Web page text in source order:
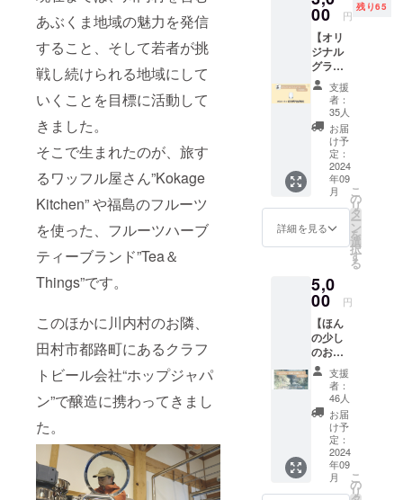
あぶくま地域の魅力を発信
すること、そして若者が挑
戦し続けられる地域にして
いくことを目標に活動して
きました。
そこで生まれたのが、旅す
るワッフル屋さん”Kokage
Kitchen” や福島のフルーツ
を使った、フルーツハーブ
ティーブランド”Tea＆
Things”です。
このほかに川内村のお隣、
田村市都路町にあるクラフ
トビール会社“ホップジャパ
ン”で醸造に携わってきまし
た。
し、高校生
大学生と共
に立ち上げ
たハーブ
ティーブラ
ンド「Tea &
Things」の
運営や、川
内村での蒸
溜所の立ち
上げ等、福
島の魅力を
世界へ発信
活動の幅を
広げてい
00 円
残り65
【オリ
ジナル
グラス
コー
ス】 ●
お礼の
メール
心を込
めて感
謝の
メール
をお送
りしま
す。 ●
オリジ
つ）
naturad
istillの
ロゴ入
りのオ
リジナ
ルグラ
スをお
届けし
ます。
手に
フィッ
トする
小ぶり
で丸い
支援
者：
35人
お届
け予
定：
2024
年09
月
詳細を見る
こ
の
リ
タ
ー
ン
を
選
択
す
る
5,0
00 円
【ほん
の少し
のお気
持ち支
援コー
ス】 ●
オリジ
ナルス
テッ
カー（1
枚）
naturad
istillの
支援
者：
46人
お届
け予
定：
2024
年09
月
こ
の
リ